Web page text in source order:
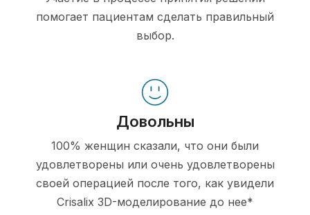
помогает пациентам сделать правильный
выбор.
Довольны
100% женщин сказали, что они были
удовлетворены или очень удовлетворены
своей операцией после того, как увидели
Crisalix 3D-моделирование до нее*